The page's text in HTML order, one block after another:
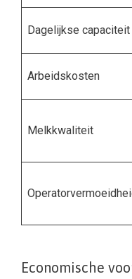
Dagelijkse capaciteit
Arbeidskosten
Melkkwaliteit
Economische